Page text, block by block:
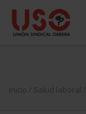
Inicio Salud laboral